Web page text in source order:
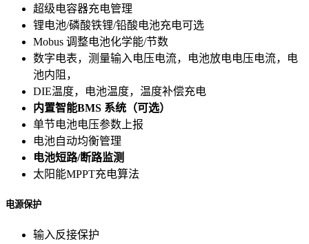
超级电容器充电管理
锂电池/磷酸铁锂/铅酸电池充电可选
Mobus 调整电池化学能/节数
数字电表，测量输入电压电流，电池放电电压电流，电
池内阻，
DIE温度，电池温度，温度补偿充电
内置智能BMS 系统（可选）
单节电池电压参数上报
电池自动均衡管理
电池短路/断路监测
太阳能MPPT充电算法
电源保护
输入反接保护